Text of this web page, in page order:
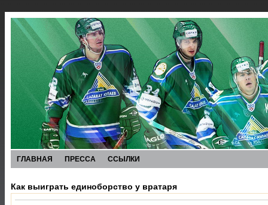
ГЛАВНАЯ ПРЕССА ССЫЛКИ
Как выиграть единоборство у вратаря